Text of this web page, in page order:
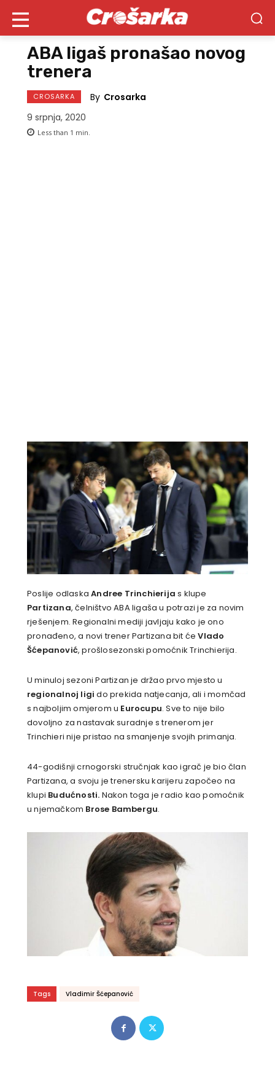
ABA ligaš pronašao novog
trenera
CROSARKA By Crosarka
9 srpnja, 2020
Less than 1 min.
Poslije odlaskaAndree Trinchierija s klupe
Partizana, čelništvo ABA ligaša u potrazi je za novim
rješenjem. Regionalni mediji javljaju kako je ono
pronađeno, a novi trener Partizana bit ćeVlado
Šćepanović, prošlosezonski pomoćnik Trinchierija.
U minuloj sezoni Partizan je držao prvo mjesto u
regionalnoj ligi do prekida natjecanja, ali i momčad
s najboljim omjerom u Eurocupu. Sve to nije bilo
dovoljno za nastavak suradnje s trenerom jer
Trinchieri nije pristao na smanjenje svojih primanja.
44-godišnji crnogorski stručnjak kao igrač je bio član
Partizana, a svoju je trenersku karijeru započeo na
klupi Budućnosti. Nakon toga je radio kao pomoćnik
u njemačkom Brose Bambergu.
Tags Vladimir Šćepanović